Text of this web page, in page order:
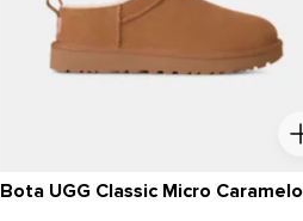
Bota UGG Classic Micro Caramelo